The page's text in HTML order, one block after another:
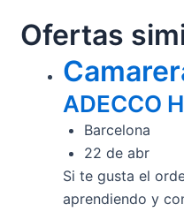
Ofertas
ADECCO
Barcelona
22 de abr
Si te gusta el
aprendiendo y